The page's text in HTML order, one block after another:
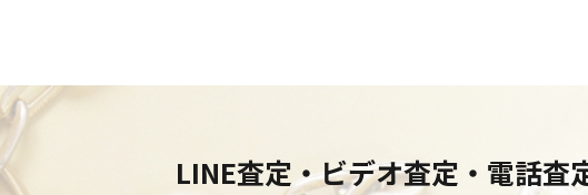
LINE査定・ビデオ査定・電話査